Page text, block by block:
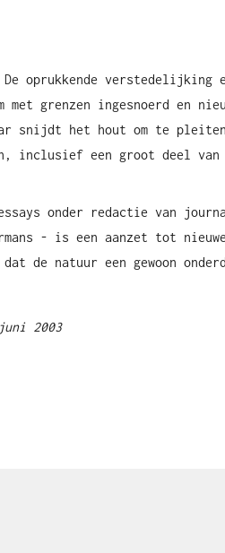
De oprukkende
met grenzen ingesnoerd en
snijdt het hout om te
inclusief een groot deel
onder redactie van
- is een aanzet tot
de natuur een gewoon
2003